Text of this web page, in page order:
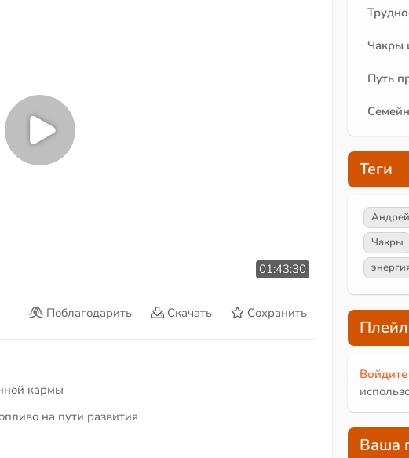
01:43:30
Поблагодарить Скачать Сохранить
кармы
на пути развития
Чакры
Путь
Теги
Чакры
Войдите
Ваша